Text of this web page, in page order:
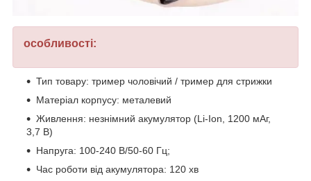
особливості:
Тип товару: тример чоловічий / тример для стрижки
Матеріал корпусу: металевий
Живлення: незнімний акумулятор (Li-Ion, 1200 мАг,
3,7 В)
Напруга: 100-240 В/50-60 Гц;
Час роботи від акумулятора: 120 хв